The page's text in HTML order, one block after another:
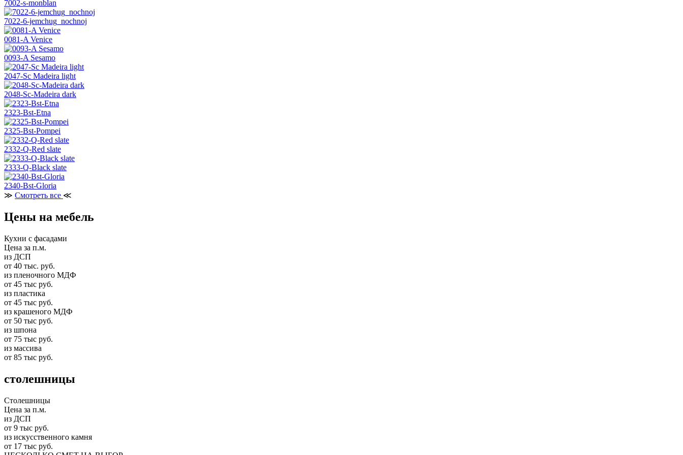
7002-s-monblan
7022-6-jemchug_nochnoj
0081-A Venice
0093-A Sesamo
2047-Sc Madeira light
2048-Sc-Madeira dark
2323-Bst-Etna
2325-Bst-Pompei
2332-Q-Red slate
2333-Q-Black slate
2340-Bst-Gloria
≫ Смотреть все ≪
Цены на мебель
Кухни с фасадами
Цена за п.м.
из ДСП
от 40 тыс. руб.
из пленочного МДФ
от 45 тыс руб.
из пластика
от 45 тыс руб.
из крашеного МДФ
от 50 тыс руб.
из шпона
от 75 тыс руб.
из массива
от 85 тыс руб.
столешницы
Столешницы
Цена за п.м.
из ДСП
от 9 тыс руб.
из искусственного камня
от 17 тыс руб.